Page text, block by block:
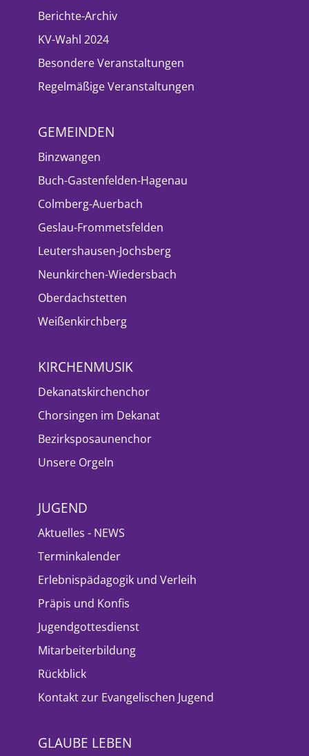
Berichte-Archiv
KV-Wahl 2024
Besondere Veranstaltungen
Regelmäßige Veranstaltungen
GEMEINDEN
Binzwangen
Buch-Gastenfelden-Hagenau
Colmberg-Auerbach
Geslau-Frommetsfelden
Leutershausen-Jochsberg
Neunkirchen-Wiedersbach
Oberdachstetten
Weißenkirchberg
KIRCHENMUSIK
Dekanatskirchenchor
Chorsingen im Dekanat
Bezirksposaunenchor
Unsere Orgeln
JUGEND
Aktuelles - NEWS
Terminkalender
Erlebnispädagogik und Verleih
Präpis und Konfis
Jugendgottesdienst
Mitarbeiterbildung
Rückblick
Kontakt zur Evangelischen Jugend
GLAUBE LEBEN